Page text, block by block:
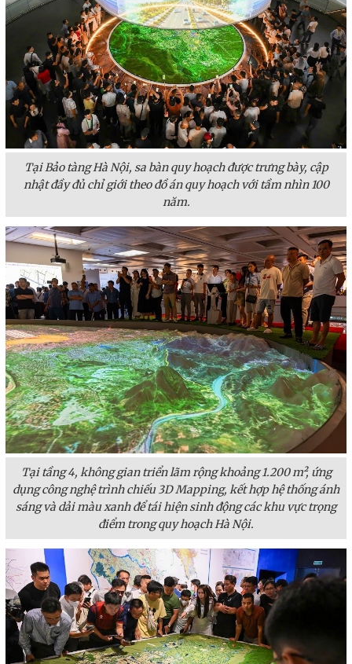
Tại Bảo tàng Hà Nội, sa bàn quy hoạch được trưng bày, cập
nhật đầy đủ chỉ giới theo đồ án quy hoạch với tầm nhìn 100
năm.
Tại tầng 4, không gian triển lãm rộng khoảng 1.200 m², ứng
dụng công nghệ trình chiếu 3D Mapping, kết hợp hệ thống ánh
sáng và dải màu xanh để tái hiện sinh động các khu vực trọng
điểm trong quy hoạch Hà Nội.